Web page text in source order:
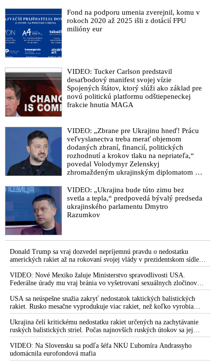
V nemocnici zomiera Matovičov politický väzeň generál
Lučanský a premiér traumatizuje sociopatickými statusmi
verejnosť korona-hystériou
Harabin: Samovražda Lučanského sa podobá „samovražde“
pedofila Epsteina
Baránek: Neverím, že generál Lučanský spáchal samovraždu.
Mohol byť eliminovaný zámerne. Policajný exprezident
neprežil väzbu v údajne demokratickej krajine!
Exminister Čarnogurský: Ako mohol byť generál Lučanský
umiestnený na cele osamote? Keby bol na cele s ďalším
VIDEO: Matoviča treba verejne vyhnať z Úradu vlády.
Sorosovi sluhovia Šeliga a Kolíková sú kati generála
Lučanského. Pykať musia aj hyeny ako Tódová, Vagovič a
politickí sluhovia z polície, prokuratúry a súdov
súčasnej moci!
Z výsluchu Milana Lučanského po zadržaní: Tak začnem vami,
pán Lipšic, čo na vás všetko viem!
Čo sa to, preboha, na Slovensku deje?! Je Lučanský obeťou
Matovičovej mafie?
Generál Lučanský po pokuse o samovraždu vo väzbe utrpel
mozgovú smrť! Matovič nesie plnú zodpovednosť za tragédiu!
Forisch a spol.: Kandidát na šéfa Špeciálnej prokuratúry Lipšic
je závadová osoba s kontaktmi a prepojeniami na pochybné
živly
VIDEO: Zneužívanie inštitútu kolúznej väzby, cynická výroba
hrdinov z kajúcnikov a psychický kolaps a zásadný rozpad
osobnosti Igora Matoviča
VIDEO: Vládna koalícia urobila z väzby politický a mučiaci
nástroj
Fond na podporu umenia zverejnil, komu v
rokoch 2020 až 2025 išli z dotácií FPU
milióny eur
VIDEO: Tucker Carlson predstavil
desaťbodový manifest svojej vízie
Spojených štátov, ktorý slúži ako základ pre
novú politickú platformu odštiepeneckej
frakcie hnutia MAGA
VIDEO: „Zbrane pre Ukrajinu hneď! Prácu
veľvyslanectva treba merať objemom
dodaných zbraní, financií, politických
rozhodnutí a krokov tlaku na nepriateľa,“
povedal Volodymyr Zelenskyj
zhromaždeným ukrajinským diplomatom v
že USA Ukrajine nedodajú protiraketové
systémy Patriot
VIDEO: „Ukrajina bude túto zimu bez
svetla a tepla,“ predpovedá bývalý predseda
ukrajinského parlamentu Dmytro
Razumkov
Donald Trump sa vraj dozvedel nepríjemnú pravdu o nedostatku
amerických rakiet až na rokovaní svojej vlády v prezidentskom sídle
Camp David v Marylande, a preto musel odložiť plánované útoky na
Irán. Prezident USA sa pre to údajne pohádal so šéfom Pentagónu, lebo
bol presvedčený o opaku
VIDEO: Nové Mexiko žaluje Ministerstvo spravodlivosti USA.
Federálne úrady mu vraj bránia vo vyšetrovaní sexuálnych zločinov
organizátora pedofilnej siete Jeffreyho Epsteina. Ten mal nariadiť, aby
dve dievčatá zo zahraničia, ktoré boli uškrtené počas drsného
fetišistického sexu, pochovali v blízkosti jeho ranča v tomto americkom
štáte
USA sa neúspešne snažia zakryť nedostatok taktických balistických
rakiet. Rusko mesačne vyprodukuje viac rakiet, než koľko vyrobia
všetci producenti systémov Patriot dohromady
Ukrajina čelí kritickému nedostatku rakiet určených na zachytávanie
ruských balistických striel. Počas najnovších ruských útokov sa jej
nepodarilo zostreliť ani jednu. Volodymyr Zelenskyj sa v zúfalstve snaží
prostredníctvom NATO zabezpečiť ich dodávky
VIDEO: Na Slovensku sa podľa šéfa NKÚ Ľubomíra Andrassyho
udomácnila eurofondová mafia